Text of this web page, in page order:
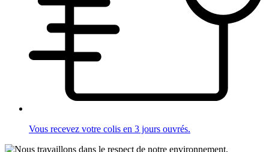
Vous recevez votre colis en 3 jours ouvrés.